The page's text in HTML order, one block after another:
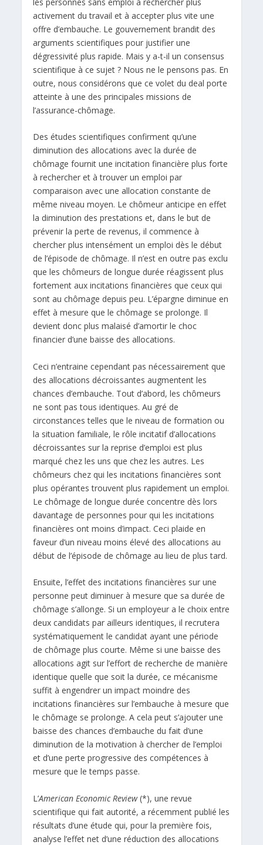
activement du travail et à accepter plus vite une
offre d’embauche. Le gouvernement brandit des
arguments scientifiques pour justifier une
dégressivité plus rapide. Mais y a-t-il un consensus
scientifique à ce sujet ? Nous ne le pensons pas. En
outre, nous considérons que ce volet du deal porte
atteinte à une des principales missions de
l’assurance-chômage.
Des études scientifiques confirment qu’une
diminution des allocations avec la durée de
chômage fournit une incitation financière plus forte
à rechercher et à trouver un emploi par
comparaison avec une allocation constante de
même niveau moyen. Le chômeur anticipe en effet
la diminution des prestations et, dans le but de
prévenir la perte de revenus, il commence à
chercher plus intensément un emploi dès le début
de l’épisode de chômage. Il n’est en outre pas exclu
que les chômeurs de longue durée réagissent plus
fortement aux incitations financières que ceux qui
sont au chômage depuis peu. L’épargne diminue en
effet à mesure que le chômage se prolonge. Il
devient donc plus malaisé d’amortir le choc
financier d’une baisse des allocations.
Ceci n’entraine cependant pas nécessairement que
des allocations décroissantes augmentent les
chances d’embauche. Tout d’abord, les chômeurs
ne sont pas tous identiques. Au gré de
circonstances telles que le niveau de formation ou
la situation familiale, le rôle incitatif d’allocations
décroissantes sur la reprise d’emploi est plus
marqué chez les uns que chez les autres. Les
chômeurs chez qui les incitations financières sont
plus opérantes trouvent plus rapidement un emploi.
Le chômage de longue durée concentre dès lors
davantage de personnes pour qui les incitations
financières ont moins d’impact. Ceci plaide en
faveur d’un niveau moins élevé des allocations au
début de l’épisode de chômage au lieu de plus tard.
Ensuite, l’effet des incitations financières sur une
personne peut diminuer à mesure que sa durée de
chômage s’allonge. Si un employeur a le choix entre
deux candidats par ailleurs identiques, il recrutera
systématiquement le candidat ayant une période
de chômage plus courte. Même si une baisse des
allocations agit sur l’effort de recherche de manière
identique quelle que soit la durée, ce mécanisme
suffit à engendrer un impact moindre des
incitations financières sur l’embauche à mesure que
le chômage se prolonge. A cela peut s’ajouter une
baisse des chances d’embauche du fait d’une
diminution de la motivation à chercher de l’emploi
et d’une perte progressive des compétences à
mesure que le temps passe.
L’American Economic Review(*), une revue
scientifique qui fait autorité, a récemment publié les
résultats d’une étude qui, pour la première fois,
analyse l’effet net d’une réduction des allocations